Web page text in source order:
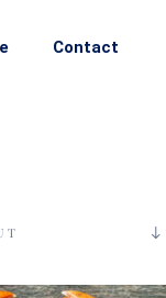
Contact